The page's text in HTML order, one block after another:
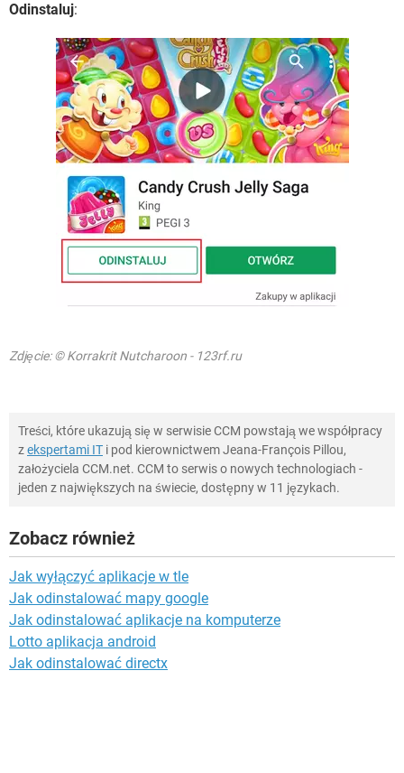
Odinstaluj:
Zdjęcie: © Korrakrit Nutcharoon - 123rf.ru
Treści, które ukazują się w serwisie CCM powstają we współpracy
zekspertami IT i pod kierownictwem Jeana-François Pillou,
założyciela CCM.net. CCM to serwis o nowych technologiach -
jeden z największych na świecie, dostępny w 11 językach.
Zobacz również
Jak wyłączyć aplikacje w tle
Jak odinstalować mapy google
Jak odinstalować aplikacje na komputerze
Lotto aplikacja android
Jak odinstalować directx